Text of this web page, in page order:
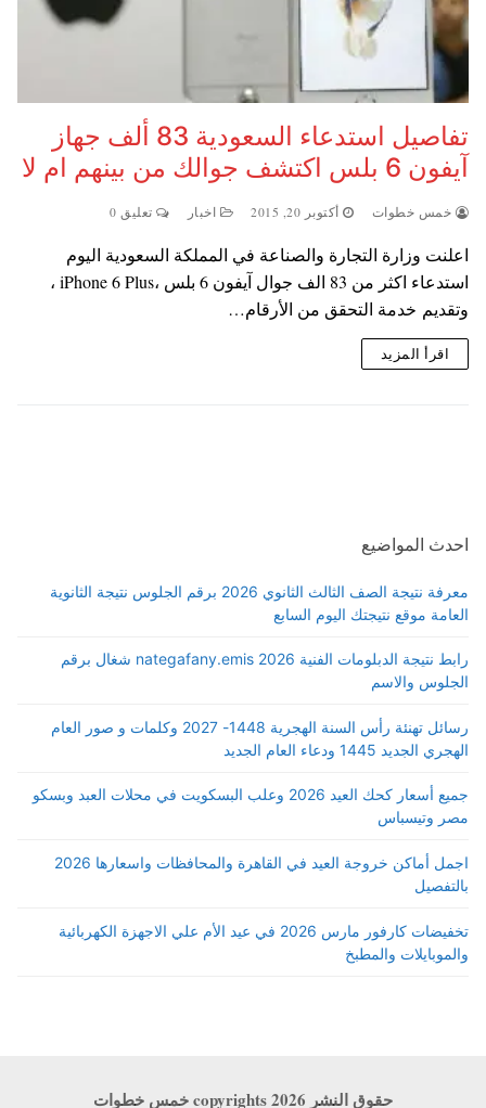
تفاصيل استدعاء السعودية 83 ألف جهاز
آيفون 6 بلس اكتشف جوالك من بينهم ام لا
خمس خطوات أكتوبر 20, 2015 اخبار تعليق 0
اعلنت وزارة التجارة والصناعة في المملكة السعودية اليوم
استدعاء اكثر من 83 الف جوال آيفون 6 بلس ،iPhone 6 Plus ،
وتقديم خدمة التحقق من الأرقام…
اقرأ المزيد
احدث المواضيع
معرفة نتيجة الصف الثالث الثانوي 2026 برقم الجلوس نتيجة الثانوية
العامة موقع نتيجتك اليوم السابع
رابط نتيجة الدبلومات الفنية 2026 nategafany.emis شغال برقم
الجلوس والاسم
رسائل تهنئة رأس السنة الهجرية 1448- 2027 وكلمات و صور العام
الهجري الجديد 1445 ودعاء العام الجديد
جميع أسعار كحك العيد 2026 وعلب البسكويت في محلات العبد وبسكو
مصر وتيسباس
اجمل أماكن خروجة العيد في القاهرة والمحافظات واسعارها 2026
بالتفصيل
تخفيضات كارفور مارس 2026 في عيد الأم علي الاجهزة الكهربائية
والموبايلات والمطبخ
حقوق النشر copyrights 2026 خمس خطوات